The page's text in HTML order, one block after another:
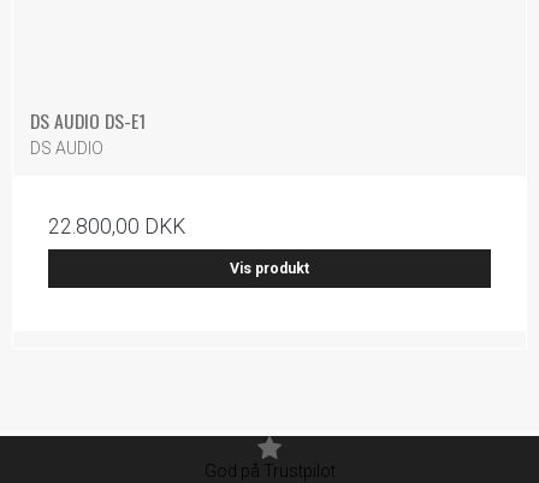
DS AUDIO DS-E1
DS AUDIO
22.800,00 DKK
Vis produkt
God på Trustpilot